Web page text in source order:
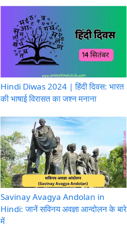
Hindi Diwas 2024 | हिंदी दिवस: भारत
की भाषाई विरासत का जश्न मनाना
Savinay Avagya Andolan in
Hindi: जानें सविनय अवज्ञा आन्दोलन के बारे
में